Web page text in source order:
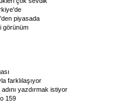
piyasada
görünüm
farklılaşıyor
yazdırmak istiyor
159